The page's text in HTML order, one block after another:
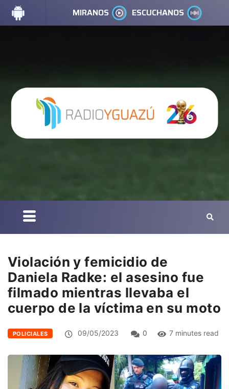
MIRANOS ESCUCHANOS
Violación y femicidio de
Daniela Radke: el asesino fue
filmado mientras llevaba el
cuerpo de la víctima en su moto
POLICIALES 09/05/2023 0 7 minutes read